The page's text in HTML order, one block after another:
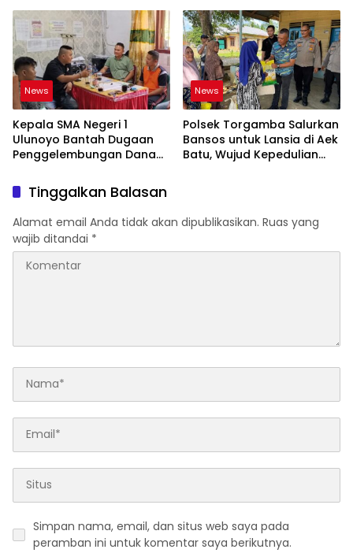
Target UNESCO
di Perlabian
News
Kepala SMA Negeri 1
Ulunoyo Bantah Dugaan
Penggelembungan Dana
Pemberitaan Tidak Benar
News
Polsek Torgamba Salurkan
Bansos untuk Lansia di Aek
Batu, Wujud Kepedulian
Tinggalkan Balasan
Alamat email Anda tidak akan dipublikasikan. Ruas yang
wajib ditandai *
Simpan nama, email, dan situs web saya pada
peramban ini untuk komentar saya berikutnya.